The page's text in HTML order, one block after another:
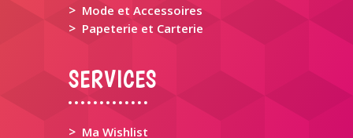
> Mode et Accessoires
> Papeterie et Carterie
SERVICES
> Ma Wishlist